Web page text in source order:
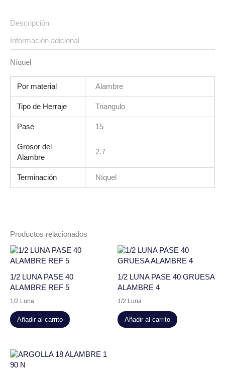
Descripción
Información adicional
Níquel
Por material Alambre
Tipo de Herraje Triangulo
Pase 15
Grosor del
Alambre
2.7
Terminación Níquel
Productos relacionados
1/2 LUNA PASE 40
ALAMBRE REF 5
1/2 Luna
Añadir al carrito
1/2 LUNA PASE 40 GRUESA
ALAMBRE 4
1/2 Luna
Añadir al carrito